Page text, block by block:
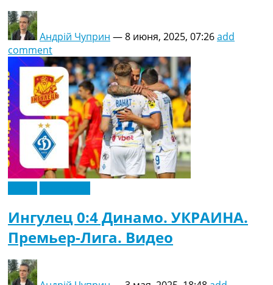
Андрій Чуприн —8 июня, 2025, 07:26add
comment
Ингулец 0:4 Динамо. УКРАИНА.
Премьер-Лига. Видео